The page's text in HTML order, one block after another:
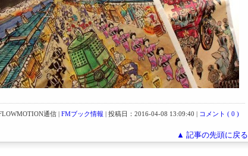
通信 | FMブック情報 | 投稿日：2016-04-08 13:09:40 | コメント ( 0 )
▲ 記事の先頭に戻る